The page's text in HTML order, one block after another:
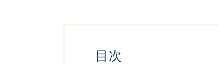
目次